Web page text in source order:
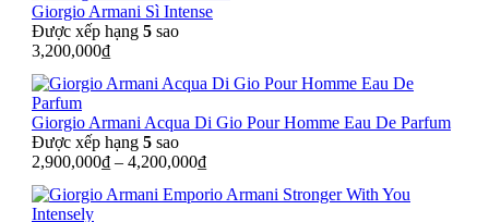
Giorgio Armani Sì Intense
Được xếp hạng 5 sao
3,200,000₫
Giorgio Armani Acqua Di Gio Pour Homme Eau De Parfum
Được xếp hạng 5 sao
2,900,000₫ – 4,200,000₫